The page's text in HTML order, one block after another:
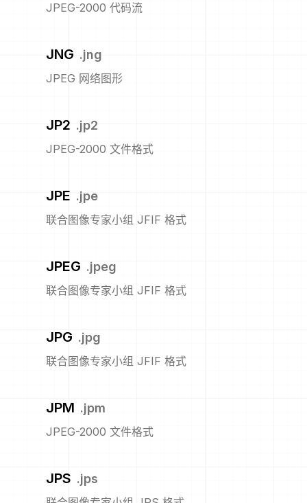
JPEG-2000 代码流
JNG .jng
JPEG 网络图形
JP2 .jp2
JPEG-2000 文件格式
JPE .jpe
联合图像专家小组 JFIF 格式
JPEG .jpeg
联合图像专家小组 JFIF 格式
JPG .jpg
联合图像专家小组 JFIF 格式
JPM .jpm
JPEG-2000 文件格式
JPS .jps